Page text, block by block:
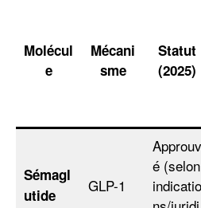
Molécul
e
Mécani
sme
Statut
(2025)
Sémagl
utide
GLP-1
Approuv
é (selon
indicatio